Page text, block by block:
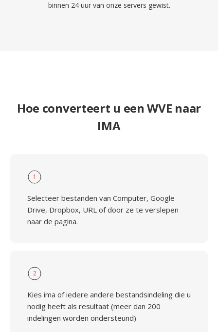
binnen 24 uur van onze servers gewist.
Hoe converteert u een WVE naar
IMA
1
Selecteer bestanden van Computer, Google
Drive, Dropbox, URL of door ze te verslepen
naar de pagina.
2
Kies ima of iedere andere bestandsindeling die u
nodig heeft als resultaat (meer dan 200
indelingen worden ondersteund)